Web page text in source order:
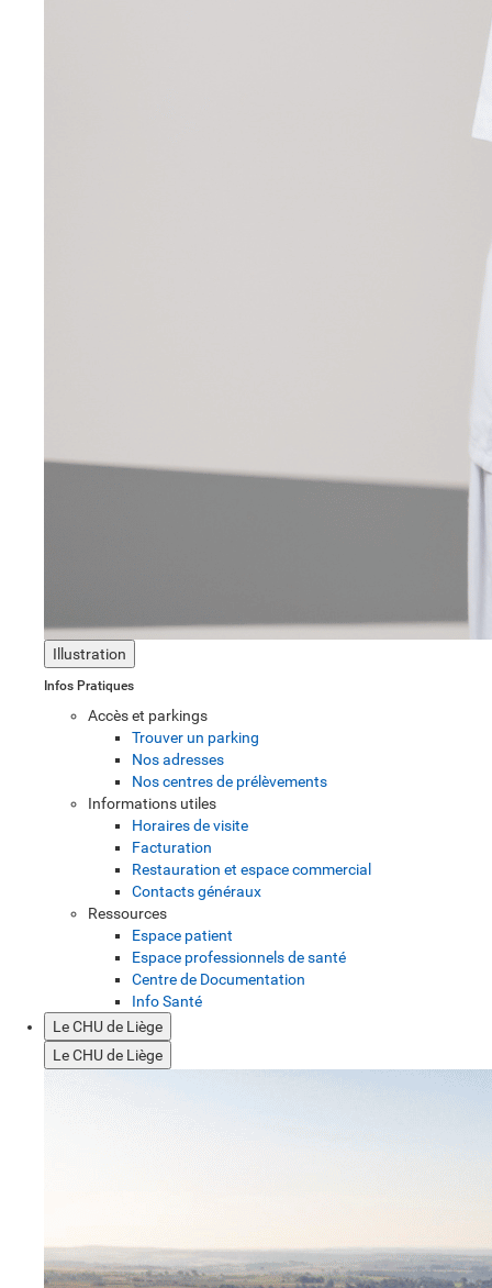
Illustration
Infos Pratiques
Accès et parkings
Trouver un parking
Nos adresses
Nos centres de prélèvements
Informations utiles
Horaires de visite
Facturation
Restauration et espace commercial
Contacts généraux
Ressources
Espace patient
Espace professionnels de santé
Centre de Documentation
Info Santé
Le CHU de Liège
Le CHU de Liège